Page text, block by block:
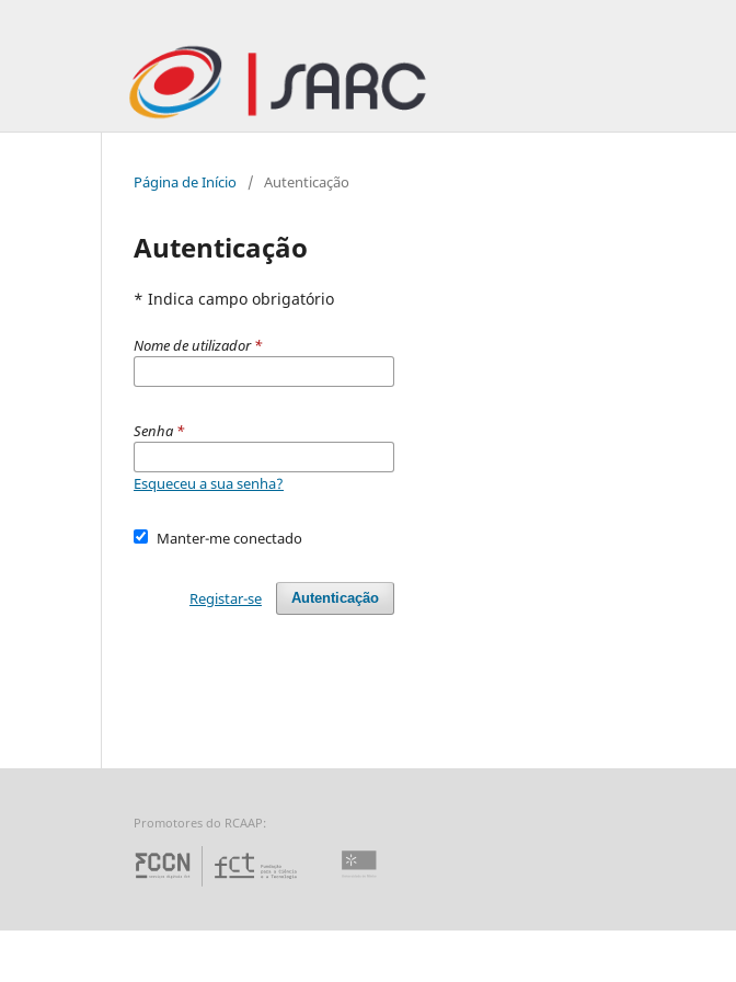
Página de Início / Autenticação
Autenticação
* Indica campo obrigatório
Nome de utilizador*
Senha *
Esqueceu a sua senha?
Manter-me conectado
Autenticação
Registar-se
Promotores do RCAAP:
Fundação para a Ciência e a Tecnologia - Fundação para